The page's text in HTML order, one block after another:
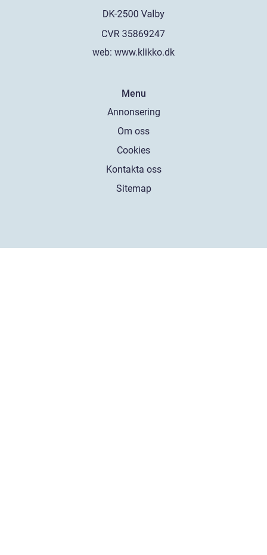
web: www.klikko.dk
Menu
Annonsering
Om oss
Cookies
Kontakta oss
Sitemap